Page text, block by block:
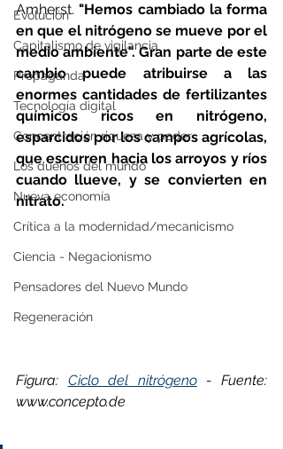
Evolución
Capitalismo de vigilancia
Propaganda
Tecnología digital
Concentración riqueza y poder
Los dueños del mundo
Nueva economía
Crítica a la modernidad/mecanicismo
Ciencia - Negacionismo
Pensadores del Nuevo Mundo
Regeneración
Amherst. "Hemos cambiado la forma
en que el nitrógeno se mueve por el
medio ambiente". Gran parte de este
cambio puede atribuirse a las
enormes cantidades de fertilizantes
químicos ricos en nitrógeno,
esparcidos por los campos agrícolas,
que escurren hacia los arroyos y ríos
cuando llueve, y se convierten en
nitrato.
Figura: Ciclo del nitrógeno - Fuente:
www.concepto.de